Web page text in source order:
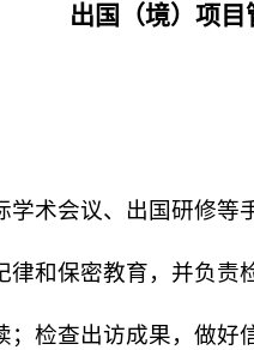
出国（境）项
术会议、出国研修等
和保密教育，并负责
检查出访成果，做好